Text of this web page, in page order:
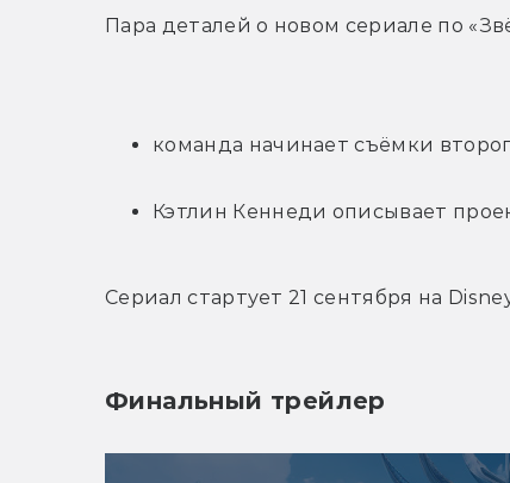
Пара деталей о новом сериале по
команда начинает съёмки
Кэтлин Кеннеди описывает
Сериал стартует 21 сентября на
Финальный трейлер